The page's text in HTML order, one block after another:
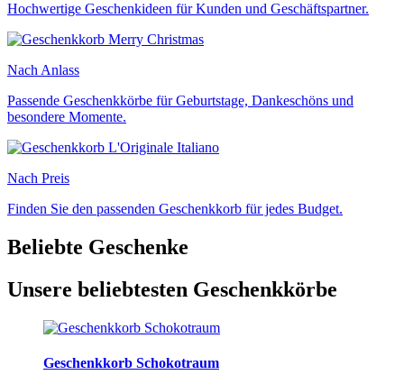
Hochwertige Geschenkideen für Kunden und Geschäftspartner.
Nach Anlass
Passende Geschenkkörbe für Geburtstage, Dankeschöns und
besondere Momente.
Nach Preis
Finden Sie den passenden Geschenkkorb für jedes Budget.
Beliebte Geschenke
Unsere beliebtesten Geschenkkörbe
Geschenkkorb Schokotraum